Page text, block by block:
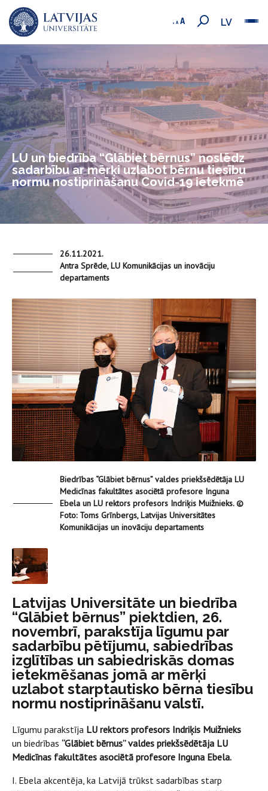
LV
LU un biedrība “Glābiet bērnus” noslēdz
sadarbību ar mērķi uzlabot bērnu tiesību
normu nostiprināšanu Covid-19 ietekmē
26.11.2021.
Antra Sprēde, LU Komunikācijas un inovāciju
departaments
Biedrības “Glābiet bērnus” valdes priekšsēdētāja LU
Medicīnas fakultātes asociētā profesore Inguna
Ebela un LU rektors profesors Indriķis Muižnieks. ©
Foto: Toms Grīnbergs, Latvijas Universitātes
Komunikācijas un inovāciju departaments
Latvijas Universitāte un biedrība
“Glābiet bērnus” piektdien, 26.
novembrī, parakstīja līgumu par
sadarbību pētījumu, sabiedrības
izglītības un sabiedriskās domas
ietekmēšanas jomā ar mērķi
uzlabot starptautisko bērna tiesību
normu nostiprināšanu valstī.
Līgumu parakstīja LU rektors profesors Indriķis Muižnieks
un biedrības “Glābiet bērnus” valdes priekšsēdētāja LU
Medicīnas fakultātes asociētā profesore Inguna Ebela.
I. Ebela akcentēja, ka Latvijā trūkst sadarbības starp